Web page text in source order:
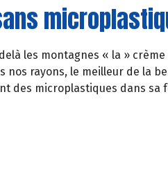
les montagnes « la » crème
nos rayons, le meilleur de la
des microplastiques dans sa